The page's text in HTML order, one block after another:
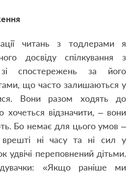
читань з тодлерами я
досвіду спілкування з
спостережень за його
що часто залишаються у
Вони разом ходять до
відзначити, – вони
Бо немає для цього умов –
ні часу та ні сил у
удвічі переповнений дітьми.
«Якщо раніше ми